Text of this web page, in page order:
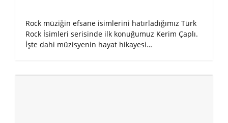
Rock müziğin efsane isimlerini hatırladığımız Türk
Rock İsimleri serisinde ilk konuğumuz Kerim Çaplı.
İşte dahi müzisyenin hayat hikayesi…